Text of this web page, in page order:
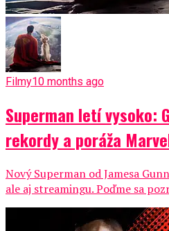
Filmy10 months ago
Superman letí vysoko:
rekordy a poráža
Nový Superman od Jamesa
ale aj streamingu. Poďme sa